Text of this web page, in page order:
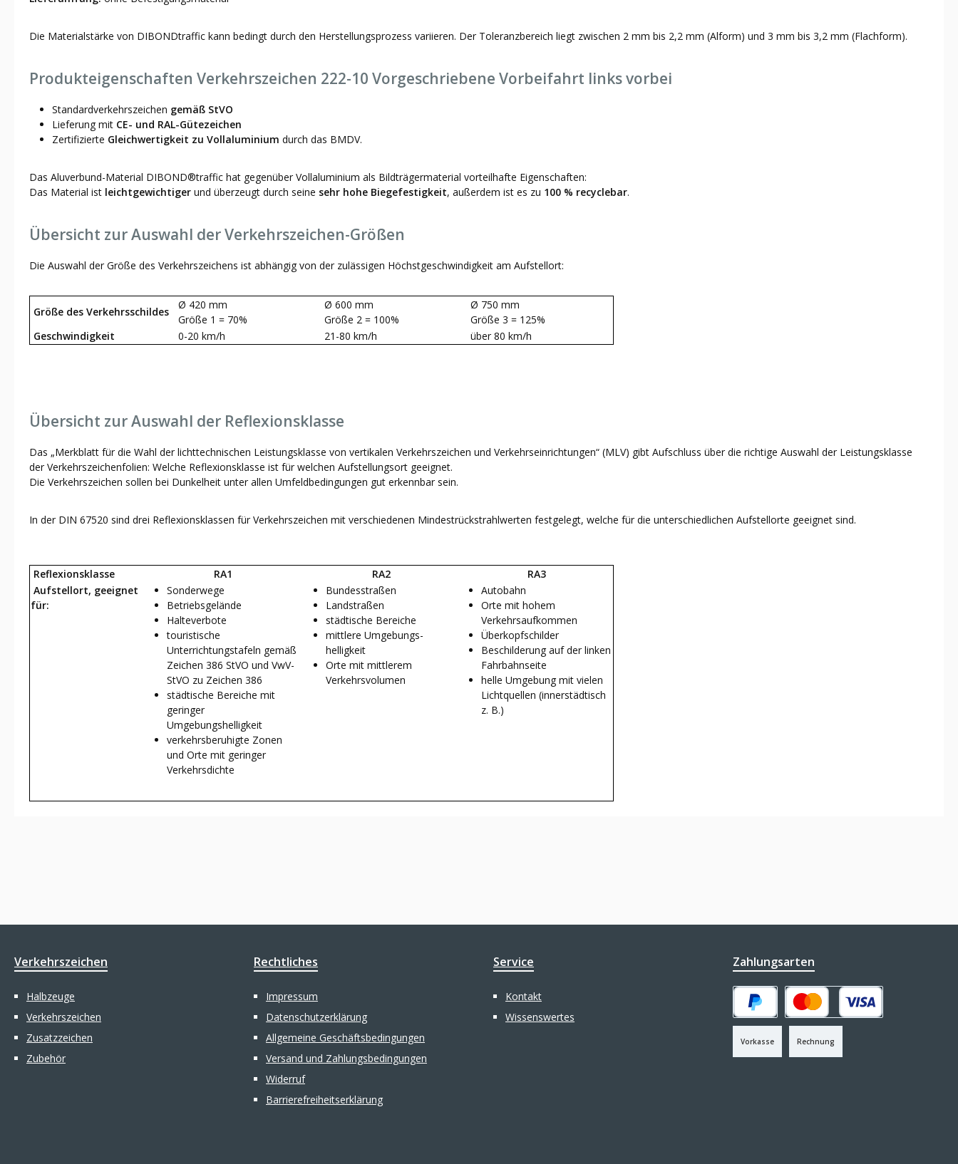
Die Materialstärke von DIBONDtraffic kann bedingt durch den Herstellungsprozess variieren. Der Toleranzbereich liegt zwischen 2 mm bis 2,2 mm (Alform) und 3 mm bis 3,2 mm (Flachform).
Produkteigenschaften Verkehrszeichen 222-10 Vorgeschriebene Vorbeifahrt links vorbei
Standardverkehrszeichen gemäß StVO
Lieferung mit CE- und RAL-Gütezeichen
Zertifizierte Gleichwertigkeit zu Vollaluminium durch das BMDV.
Das Aluverbund-Material DIBOND®traffic hat gegenüber Vollaluminium als Bildträgermaterial vorteilhafte Eigenschaften:
Das Material ist leichtgewichtiger und überzeugt durch seine sehr hohe Biegefestigkeit, außerdem ist es zu 100 % recyclebar.
Übersicht zur Auswahl der Verkehrszeichen-Größen
Die Auswahl der Größe des Verkehrszeichens ist abhängig von der zulässigen Höchstgeschwindigkeit am Aufstellort:
Größe des Verkehrsschildes
Ø 420 mm
Größe 1 = 70%
Ø 600 mm
Größe 2 = 100%
Ø 750 mm
Größe 3 = 125%
Geschwindigkeit
0-20 km/h 21-80 km/h über 80 km/h
Übersicht zur Auswahl der Reflexionsklasse
Das „Merkblatt für die Wahl der lichttechnischen Leistungsklasse von vertikalen Verkehrszeichen und Verkehrseinrichtungen“ (MLV) gibt Aufschluss über die richtige Auswahl der Leistungsklasse
der Verkehrszeichenfolien: Welche Reflexionsklasse ist für welchen Aufstellungsort geeignet.
Die Verkehrszeichen sollen bei Dunkelheit unter allen Umfeldbedingungen gut erkennbar sein.
In der DIN 67520 sind drei Reflexionsklassen für Verkehrszeichen mit verschiedenen Mindestrückstrahlwerten festgelegt, welche für die unterschiedlichen Aufstellorte geeignet sind.
Reflexionsklasse RA1 RA2
RA3
Aufstellort, geeignet
für:
Sonderwege
Betriebsgelände
Halteverbote
touristische
Unterrichtungstafeln gemäß
Zeichen 386 StVO und VwV-
StVO zu Zeichen 386
städtische Bereiche mit
geringer
Umgebungshelligkeit
verkehrsberuhigte Zonen
und Orte mit geringer
Verkehrsdichte
Bundesstraßen
Landstraßen
städtische Bereiche
mittlere Umgebungs-
helligkeit
Orte mit mittlerem
Verkehrsvolumen
Autobahn
Orte mit hohem
Verkehrsaufkommen
Überkopfschilder
Beschilderung auf der linken
Fahrbahnseite
helle Umgebung mit vielen
Lichtquellen (innerstädtisch
z. B.)
Verkehrszeichen
Halbzeuge
Verkehrszeichen
Zusatzzeichen
Zubehör
Rechtliches
Impressum
Datenschutzerklärung
Allgemeine Geschäftsbedingungen
Versand und Zahlungsbedingungen
Widerruf
Barrierefreiheitserklärung
Service
Kontakt
Wissenswertes
Zahlungsarten
Vorkasse
PayPal Kredit- oder Debitkarte
Rechnung